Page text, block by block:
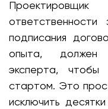
подписания
опыта, должен
эксперта,
стартом. Это
исключить